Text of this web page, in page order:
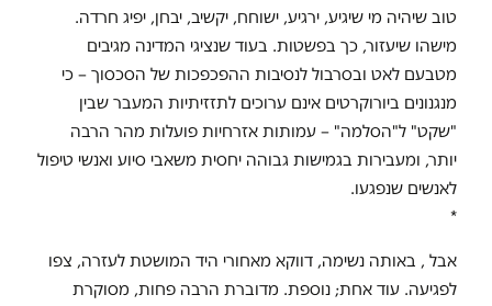
טוב שיהיה מי שיגיע, ירגיע, ישוחח, יקשיב, יבחן, יפיג חרדה.
מישהו שיעזור, כך בפשטות. בעוד שנציגי המדינה מגיבים
מטבעם לאט ובסרבול לנסיבות ההפכפכות של הסכסוך – כי
מנגנונים ביורוקרטים אינם ערוכים לתזזיתיות המעבר שבין
"שקט" ל"הסלמה" – עמותות אזרחיות פועלות מהר הרבה
יותר, ומעבירות בגמישות גבוהה יחסית משאבי סיוע ואנשי טיפול
לאנשים שנפגעו.
*
אבל , באותה נשימה, דווקא מאחורי היד המושטת לעזרה, צפו
לפגיעה. עוד אחת; נוספת. מדוברת הרבה פחות, מסוקרת